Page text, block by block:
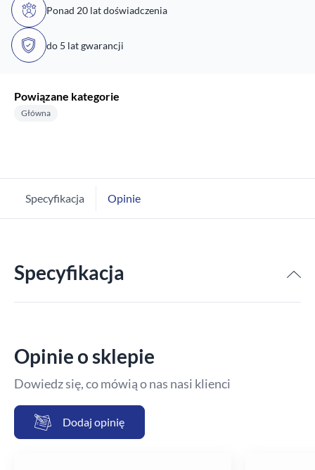
Ponad 20 lat doświadczenia
do 5 lat gwarancji
Powiązane kategorie
Główna
Specyfikacja Opinie
Specyfikacja
Opinie o sklepie
Dowiedz się, co mówią o nas nasi klienci
Dodaj opinię